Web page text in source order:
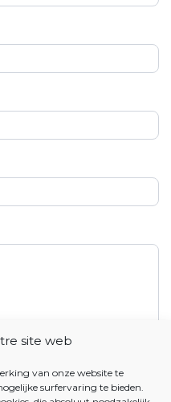
site web
van onze website te
surfervaring te bieden.